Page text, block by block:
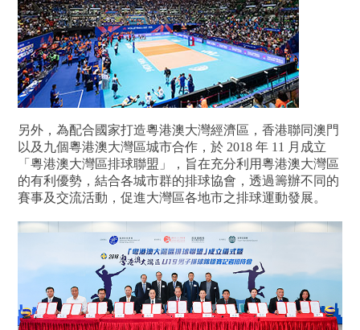
另外，為配合國家打造粵港澳大灣經濟區，香港聯同澳門
以及九個粵港澳大灣區城市合作，於 2018 年 11 月成立
「粵港澳大灣區排球聯盟」，旨在充分利用粵港澳大灣區
的有利優勢，結合各城市群的排球協會，透過籌辦不同的
賽事及交流活動，促進大灣區各地市之排球運動發展。